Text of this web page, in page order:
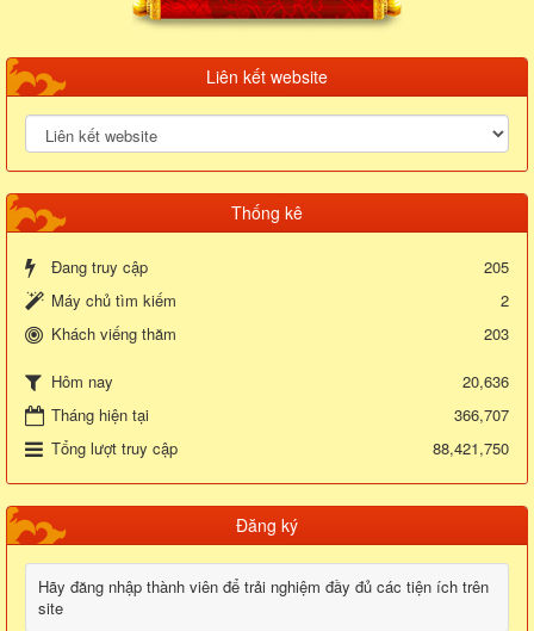
Liên kết website
Thống kê
Đang truy cập
205
Máy chủ tìm kiếm
2
Khách viếng thăm
203
Hôm nay
20,636
Tháng hiện tại
366,707
Tổng lượt truy cập
88,421,750
Đăng ký
Hãy đăng nhập thành viên để trải nghiệm đầy đủ các tiện ích trên
site